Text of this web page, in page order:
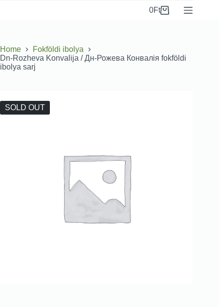
0Ft
Home
Fokföldi ibolya
Dn-Rozheva Konvalіja / Дн-Рожева Конвалія fokföldi
ibolya sarj
SOLD OUT